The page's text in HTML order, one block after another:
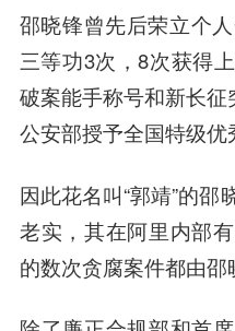
邵晓锋曾先后荣立个
三等功3次，8次获得
破案能手称号和新长
公安部授予全国特级优
因此花名叫“郭靖”的
老实，其在阿里内部
的数次贪腐案件都由邵